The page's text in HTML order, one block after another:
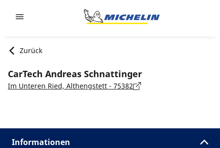
Zurück
CarTech Andreas Schnattinger
Im Unteren Ried, Althengstett - 75382
Informationen